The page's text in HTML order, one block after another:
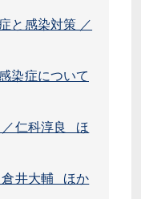
と感染対策 ／
染症について
／仁科淳良 ほ
倉井大輔 ほか